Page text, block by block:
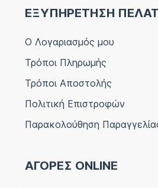
ΕΞΥΠΗΡΕΤΗΣΗ
Ο Λογαριασμός μου
Τρόποι Πληρωμής
Τρόποι Αποστολής
Πολιτική Επιστροφών
Παρακολούθηση
ΑΓΟΡΕΣ ONLINE